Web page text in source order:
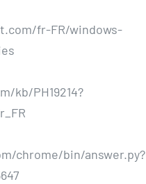
fr-FR/windows-
kb/PH19214?
chrome/bin/answer.py?